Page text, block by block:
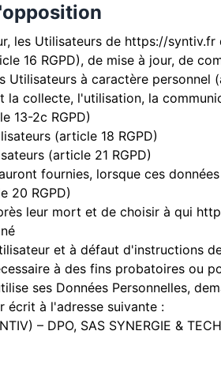
les Utilisateurs de https://syntiv.fr
16 RGPD), de mise à jour, de
à caractère personnel
la collecte, l'utilisation, la
13-2c RGPD)
(article 18 RGPD)
(article 21 RGPD)
fournies, lorsque ces
20 RGPD)
leur mort et de choisir à qui
et à défaut d'instructions
à des fins probatoires ou
ses Données Personnelles,
écrit à l'adresse suivante :
– DPO, SAS SYNERGIE &